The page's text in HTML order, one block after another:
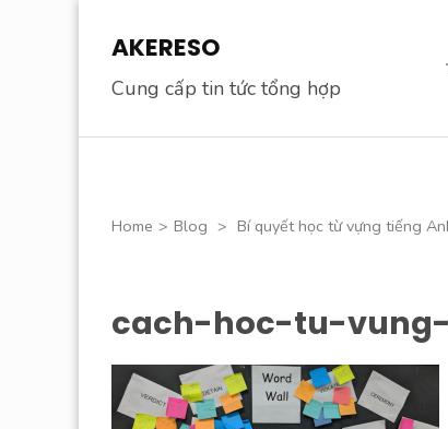
content
Enter)
AKERESO
Cung cấp tin tức tổng hợp
Home > Blog > Bí quyết học từ vựng tiếng
cach-hoc-tu-